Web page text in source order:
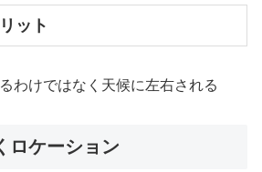
ット
わけではなく天候に左右される
ロケーション